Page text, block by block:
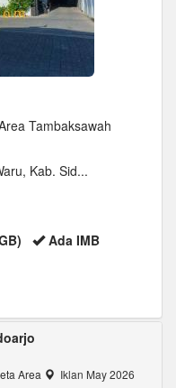
Tambaksawah
Kab. Sid...
Ada IMB
Area Iklan May 2026